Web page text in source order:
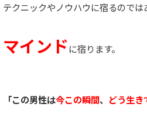
テクニックやノウハウに宿るのでは
マインドに宿ります。
「この男性は今この瞬間、 どう生き